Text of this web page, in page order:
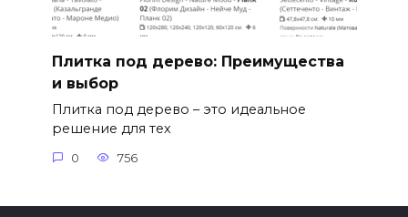
Плитка под дерево: Преимущества
и выбор
Плитка под дерево – это идеальное
решение для тех
0 756